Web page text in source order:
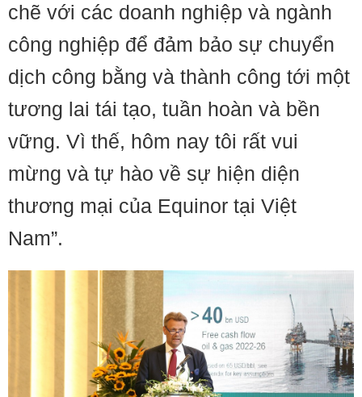
chẽ với các doanh nghiệp và ngành
công nghiệp để đảm bảo sự chuyển
dịch công bằng và thành công tới một
tương lai tái tạo, tuần hoàn và bền
vững. Vì thế, hôm nay tôi rất vui
mừng và tự hào về sự hiện diện
thương mại của Equinor tại Việt
Nam”.